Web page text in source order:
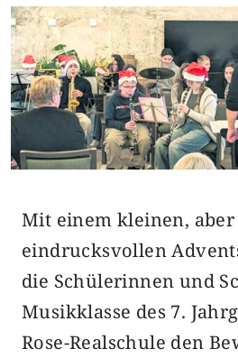
Mit einem kleinen, aber
eindrucksvollen
die Schülerinnen und
Musikklasse des 7.
Rose-Realschule den